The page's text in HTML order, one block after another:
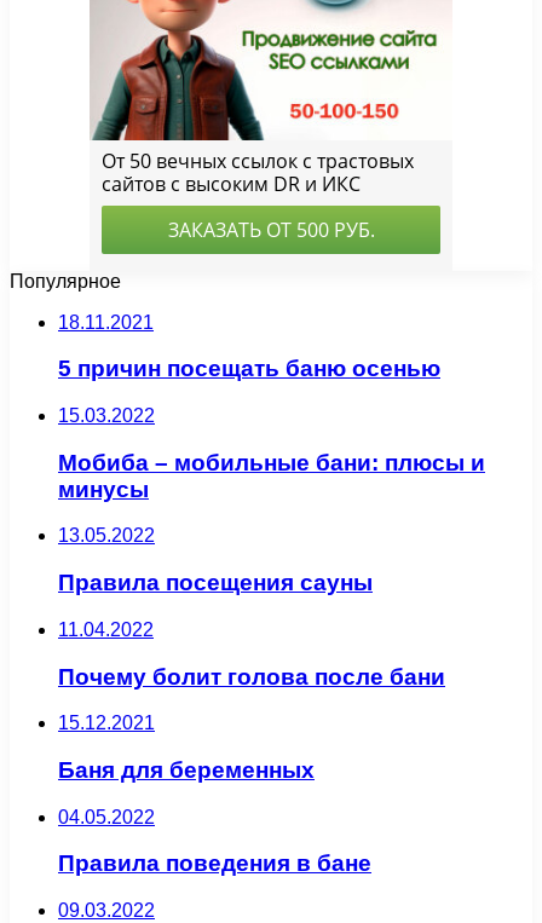
Популярное
18.11.2021
5 причин посещать баню осенью
15.03.2022
Мобиба – мобильные бани: плюсы и
минусы
13.05.2022
Правила посещения сауны
11.04.2022
Почему болит голова после бани
15.12.2021
Баня для беременных
04.05.2022
Правила поведения в бане
09.03.2022